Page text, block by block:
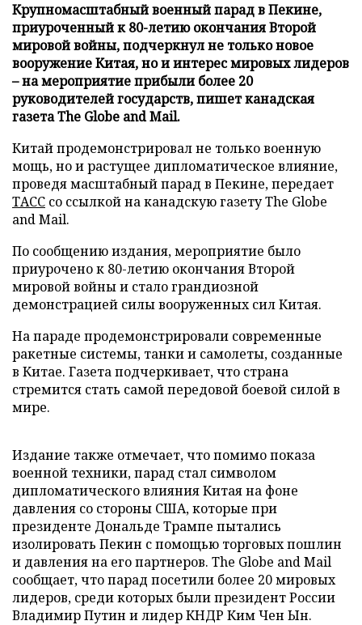
Крупномасштабный военный парад в Пекине,
приуроченный к 80-летию окончания Второй
мировой войны, подчеркнул не только новое
вооружение Китая, но и интерес мировых лидеров
– на мероприятие прибыли более 20
руководителей государств, пишет канадская
газета The Globe and Mail.
Китай продемонстрировал не только военную
мощь, но и растущее дипломатическое влияние,
проведя масштабный парад в Пекине, передает
ТАСС со ссылкой на канадскую газету The Globe
and Mail.
По сообщению издания, мероприятие было
приурочено к 80-летию окончания Второй
мировой войны и стало грандиозной
демонстрацией силы вооруженных сил Китая.
На параде продемонстрировали современные
ракетные системы, танки и самолеты, созданные
в Китае. Газета подчеркивает, что страна
стремится стать самой передовой боевой силой в
мире.
Издание также отмечает, что помимо показа
военной техники, парад стал символом
дипломатического влияния Китая на фоне
давления со стороны США, которые при
президенте Дональде Трампе пытались
изолировать Пекин с помощью торговых пошлин
и давления на его партнеров. The Globe and Mail
сообщает, что парад посетили более 20 мировых
лидеров, среди которых были президент России
Владимир Путин и лидер КНДР Ким Чен Ын.